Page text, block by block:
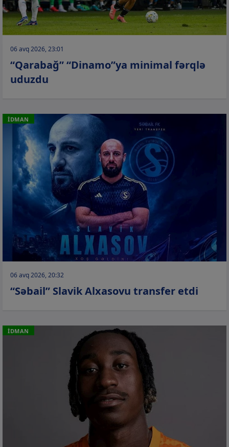
06 avq 2026, 23:01
“Qarabağ” “Dinamo”ya minimal fərqlə
uduzdu
İDMAN
06 avq 2026, 20:32
“Səbail” Slavik Alxasovu transfer etdi
İDMAN